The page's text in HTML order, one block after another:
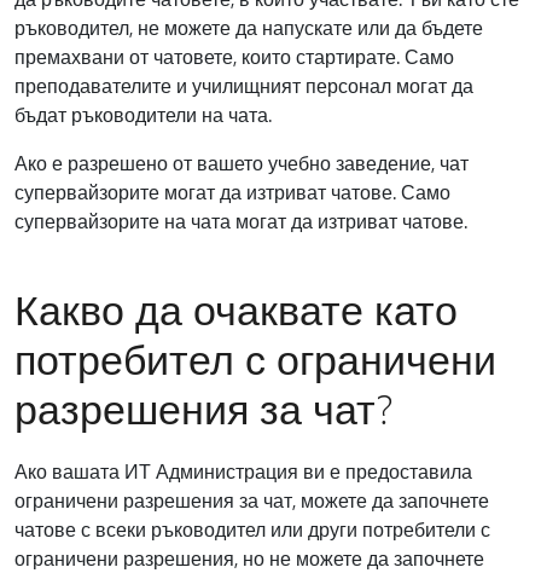
ръководител, не можете да напускате или да бъдете
премахвани от чатовете, които стартирате. Само
преподавателите и училищният персонал могат да
бъдат ръководители на чата.
Ако е разрешено от вашето учебно заведение, чат
супервайзорите могат да изтриват чатове. Само
супервайзорите на чата могат да изтриват чатове.
Какво да очаквате като
потребител с ограничени
разрешения за чат?
Ако вашата ИТ Администрация ви е предоставила
ограничени разрешения за чат, можете да започнете
чатове с всеки ръководител или други потребители с
ограничени разрешения, но не можете да започнете